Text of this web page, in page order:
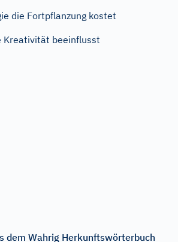
die Fortpflanzung kostet
Kreativität beeinflusst
dem Wahrig Herkunftswörterbuch